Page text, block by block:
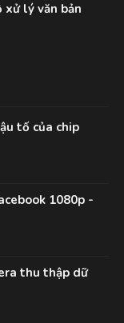
xử lý văn bản
tố của chip
1080p -
thu thập dữ